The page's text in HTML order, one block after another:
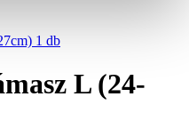
1 db
L (24-